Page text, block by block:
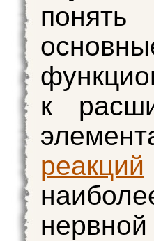
к
реакций